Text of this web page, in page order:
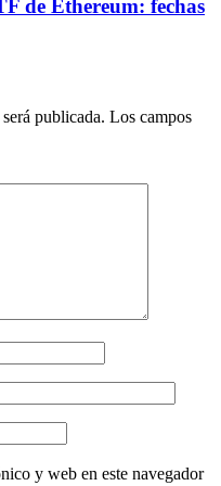
de Ethereum: fechas
publicada. Los campos
y web en este navegador